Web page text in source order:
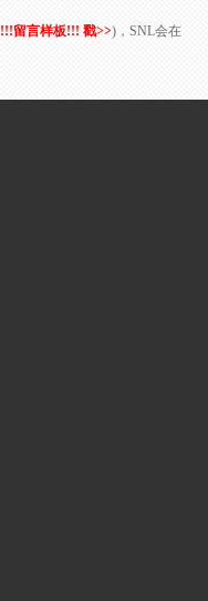
!!!留言样板!!! 戳>>)，SNL会在